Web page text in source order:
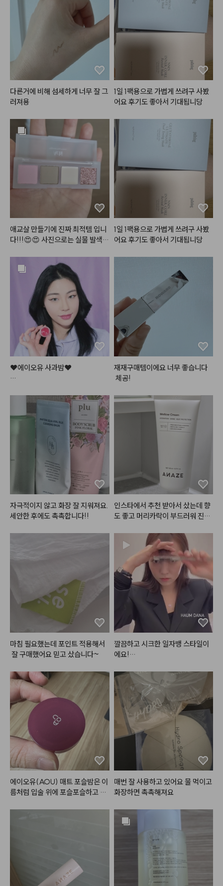
고객님들 모발은 적당한 손상모도
극손상모들도 많은데
시몽***는 너무 라이트하고
모발마다 다른제품 맞춰드리다보
니 제가 구매해여할 기본 제품이 넘
많고  본인모발에 맞는 제품보단 다
른제품 향을 찾는 경우도 있어서 추
천이 참말 귀찮고 어려웠는데
멜로우 크림은 극손상모도 기본손
상모도 다
사용 가능하고 향이 불호가 없어서
바르고 손에 남는 유분감도 없고
소량으로도 가능해서 만족도도 좋
워낙 블러셔를 좋아해서 다양한 블
러셔를 가지고 있는데
뮤드 플러터 블러셔 전 색상이 다
너무 제 스타일이라 한참 고민하고
메리 뮤즈로 골랐어요 ㅠㅠ💗
가루날림은 어느정도 있지만 지금
까지 제가 사용한 블러셔보단 현저
히 적었고
라가고 제가 생각했던 핑크코랄 색
상으로 발색돼요
피부 다 하고 블러셔 올리면 얼굴이
포토샵으로 블러처리한 것 처럼 뽀
얘져요
그리고 가루가 엄청 곱더라구요 !
케이스도 너무 깔끔하고 이쁨 뿜뿜
✨
제품 사진에서처럼 사진 그대로 색
상이 올라와서 제 마음에 쏙 들었답
니다 .. 다른 색상도 구매 각 ..
다른거에 비해 섬세하게 너무 잘 그
러져용
1일 1팩용으로 가볍게 쓰려구 사봤
어요 후기도 좋아서 기대됩니당
애교살 만들기에 진짜 최적템 입니
다!!!😍😍 사진으로는 실물 발색이
라펄+핑크펄 섞여서 진짜 영롱하
게 반짝거리구요.✨️ 음영컬러도 진
짜 딱 그림자컬러에요. 쿨핑크 베이
스컬러도 예쁘고, 저 하얀게 크림컨
실러 였더라구요~ 제형도 딱 적당
하고 발색력도 좋고 주름에 끼이지
도 않아요. 팔레트가 예상했던대로
엄청난 초미니 사이즈이긴 한데,
다 쓰면 재구매의사 매우 있습니
다❣️❣️
1일 1팩용으로 가볍게 쓰려구 사봤
어요 후기도 좋아서 기대됩니당
❤️에이오유 사과밤❤️
품절사태가 일어났던
바로 그 틴티드 립밤!
건조한 입술을 맑은 사과빛으로
입술에 과즙+청순미 가득..!
✨반짝반짝✨ 탱글거리는 입술로
만들어주는 틴티드 립밤이에요!
요즘 제 파우치템임..!
재재구매템이에요 너무 좋습니다
체공!
자극적이지 않고 화장 잘 지워져요.
세안한 후에도 촉촉합니다!!
인스타에서 추천 받아서 샀는데 향
도 좋고 머리카락이 부드러워 진게
않고 가벼워서 부담없이 사용할 수
있는 점이 가장 좋아요.
마침 필요했는데 포인트 적용해서
잘 구매했어요 믿고 샀습니다~
깔끔하고 시크한 일자뱅 스타일이
에요!
스타일링에 따라서 다른 분위기를
낼 수 있는
여러가지로 연출 가능한 스타일입
니당 🥴
모두 #단디 하시고 예뻐지세요☁️
#하움스타일 #하움단아 #haum
에이오유(AOU) 매트 포슬밤은 이
름처럼 입술 위에 포슬포슬하고 부
러 처리해 주는 효과가 탁월합니다.
뭉침 없이 자연스럽게 스머징되어
매번 잘 사용하고 있어요 물 먹이고
화장하면 촉촉해져요